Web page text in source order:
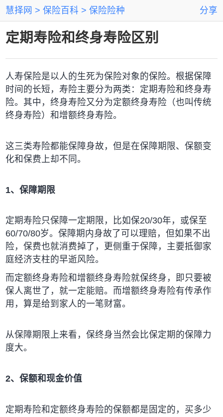
慧择网 保险百科 保险险种 分享
定期寿险和终身寿险区别
人寿保险是以人的生死为保险对象的保险。根据保障
时间的长短，寿险主要分为两类：定期寿险和终身寿
险。其中，终身寿险又分为定额终身寿险（也叫传统
终身寿险）和增额终身寿险。
这三类寿险都能保障身故，但是在保障期限、保额变
化和保费上却不同。
1、保障期限
定期寿险只保障一定期限，比如保20/30年，或保至
60/70/80岁。保障期内身故了可以理赔，但如果不出
险，保费也就消费掉了，更侧重于保障，主要抵御家
庭经济支柱的早逝风险。
而定额终身寿险和增额终身寿险就保终身，即只要被
保人离世了，就一定能赔。而增额终身寿险有传承作
用，算是给到家人的一笔财富。
从保障期限上来看，保终身当然会比保定期的保障力
度大。
2、保额和现金价值
定期寿险和定额终身寿险的保额都是固定的，买多少